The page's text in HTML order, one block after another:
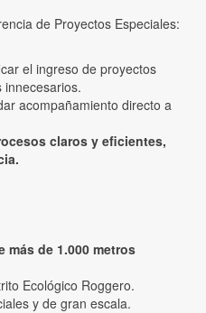
de Proyectos Especiales:
el ingreso de proyectos
acompañamiento directo a
claros y eficientes,
más de 1.000 metros
Ecológico Roggero.
y de gran escala.